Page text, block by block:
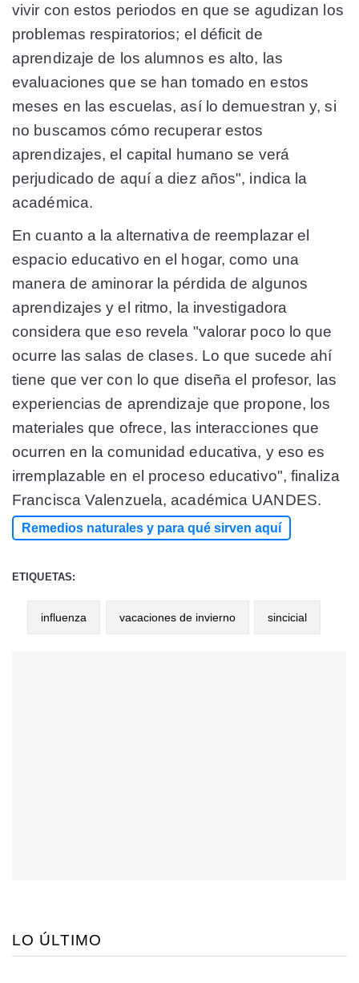
vivir con estos periodos en que se agudizan los
problemas respiratorios; el déficit de
aprendizaje de los alumnos es alto, las
evaluaciones que se han tomado en estos
meses en las escuelas, así lo demuestran y, si
no buscamos cómo recuperar estos
aprendizajes, el capital humano se verá
perjudicado de aquí a diez años", indica la
académica.
En cuanto a la alternativa de reemplazar el
espacio educativo en el hogar, como una
manera de aminorar la pérdida de algunos
aprendizajes y el ritmo, la investigadora
considera que eso revela "valorar poco lo que
ocurre las salas de clases. Lo que sucede ahí
tiene que ver con lo que diseña el profesor, las
experiencias de aprendizaje que propone, los
materiales que ofrece, las interacciones que
ocurren en la comunidad educativa, y eso es
irremplazable en el proceso educativo", finaliza
Francisca Valenzuela, académica UANDES.
Remedios naturales y para qué sirven aquí
ETIQUETAS:
influenza vacaciones de invierno sincicial
LO ÚLTIMO